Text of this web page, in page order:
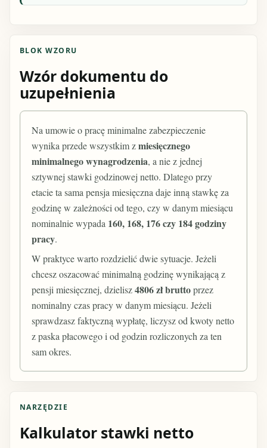
BLOK WZORU
Wzór dokumentu do
uzupełnienia
Na umowie o pracę minimalne zabezpieczenie
wynika przede wszystkim zmiesięcznego
minimalnego wynagrodzenia, a nie z jednej
sztywnej stawki godzinowej netto. Dlatego przy
etacie ta sama pensja miesięczna daje inną stawkę za
godzinę w zależności od tego, czy w danym miesiącu
nominalnie wypada 160, 168, 176 czy 184 godziny
pracy.
W praktyce warto rozdzielić dwie sytuacje. Jeżeli
chcesz oszacować minimalną godzinę wynikającą z
pensji miesięcznej, dzielisz4806 zł bruttoprzez
nominalny czas pracy w danym miesiącu. Jeżeli
sprawdzasz faktyczną wypłatę, liczysz od kwoty netto
z paska płacowego i od godzin rozliczonych za ten
sam okres.
NARZĘDZIE
Kalkulator stawki netto